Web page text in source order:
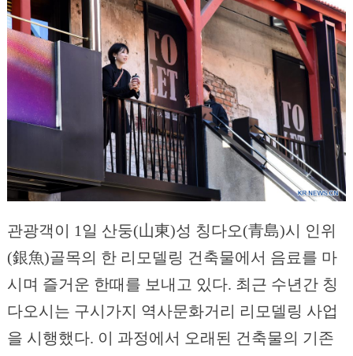
관광객이 1일 산둥(山東)성 칭다오(青島)시 인위
(銀魚)골목의 한 리모델링 건축물에서 음료를 마
시며 즐거운 한때를 보내고 있다. 최근 수년간 칭
다오시는 구시가지 역사문화거리 리모델링 사업
을 시행했다. 이 과정에서 오래된 건축물의 기존